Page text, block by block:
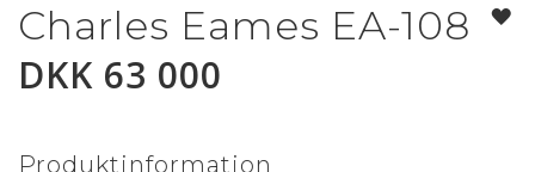
Gå
til
begynnelsen
av
Charles Eames EA-108
DKK 63 000
Produktinformation